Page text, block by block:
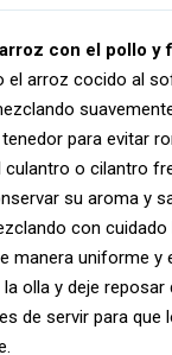
con el pollo y
el arroz cocido al
para evitar
culantro o cilantro
su aroma y
con
manera uniforme y
la olla y deje
de servir para que